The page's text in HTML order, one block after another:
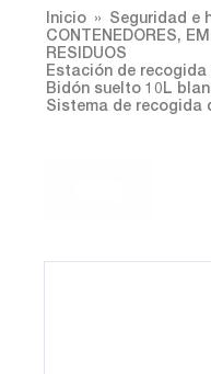
Inicio
Seguridad e
CONTENEDORES,
RESIDUOS
Estación de
Bidón suelto 10L
Sistema de recogida